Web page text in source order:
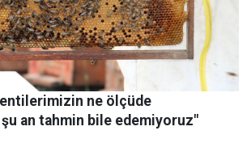
ne ölçüde
şu an tahmin bile edemiyoruz"